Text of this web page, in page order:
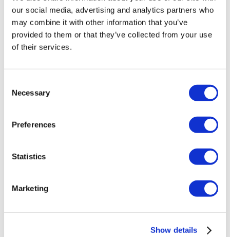
our social media, advertising and analytics partners who
may combine it with other information that you’ve
provided to them or that they’ve collected from your use
of their services.
Selection
Necessary
Preferences
Statistics
Marketing
Show details
Destinations (1 Opt. Sélectionnée)
Retour Destinations
Lituanie(1)
Régions
Retour
Comté de vilnius
Flymedi
TÜRSAB – Les transactions sur flymedi.com sont gérées par
MIRAC SARA TOURISM, une agence de voyage de
Tous les traitements sont effectués par un établissement de
À propos de Nous
Auteurs & évaluateurs
Carrières